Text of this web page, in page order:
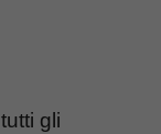
gli